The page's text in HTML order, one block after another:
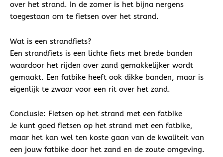
over het strand. In de zomer is het bijna nergens
toegestaan om te fietsen over het strand.
Wat is een strandfiets?
Een strandfiets is een lichte fiets met brede banden
waardoor het rijden over zand gemakkelijker wordt
gemaakt. Een fatbike heeft ook dikke banden, maar is
eigenlijk te zwaar voor een rit over het zand.
Conclusie: Fietsen op het strand met een fatbike
Je kunt goed fietsen op het strand met een fatbike,
maar het kan wel ten koste gaan van de kwaliteit van
een jouw fatbike door het zand en de zoute omgeving.